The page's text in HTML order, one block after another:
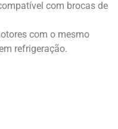
com brocas de
com o mesmo
refrigeração.